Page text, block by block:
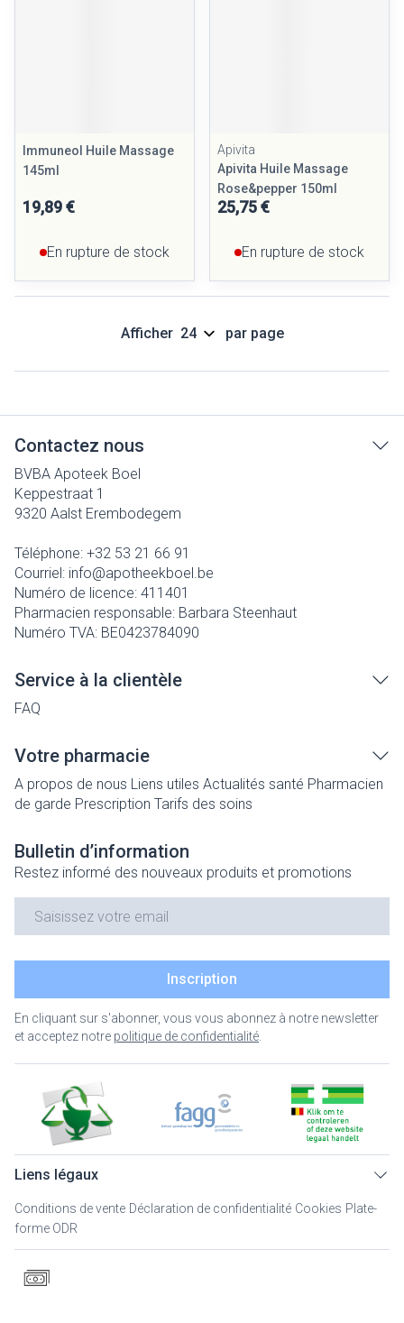
Immuneol Huile Massage
145ml
19,89 €
En rupture de stock
Apivita
Apivita Huile Massage
Rose&pepper 150ml
25,75 €
En rupture de stock
Afficher par page
Contactez nous
BVBA Apoteek Boel
Keppestraat 1
9320 Aalst Erembodegem
Téléphone: +32 53 21 66 91
Courriel: info@apotheekboel.be
Numéro de licence: 411401
Pharmacien responsable: Barbara Steenhaut
Numéro TVA: BE0423784090
Service à la clientèle
FAQ
Votre pharmacie
A propos de nous Liens utiles Actualités santé Pharmacien
de garde Prescription Tarifs des soins
Bulletin d’information
Restez informé des nouveaux produits et promotions
Inscription
En cliquant sur s'abonner, vous vous abonnez à notre newsletter
et acceptez notre politique de confidentialité
Liens légaux
Conditions de vente Déclaration de confidentialité Cookies Plate-
forme ODR